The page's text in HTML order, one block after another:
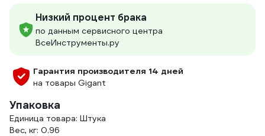
Низкий процент брака
по данным сервисного центра
ВсеИнструменты.ру
Гарантия производителя 14 дней
на товары Gigant
Упаковка
Единица товара: Штука
Вес, кг: 0.96